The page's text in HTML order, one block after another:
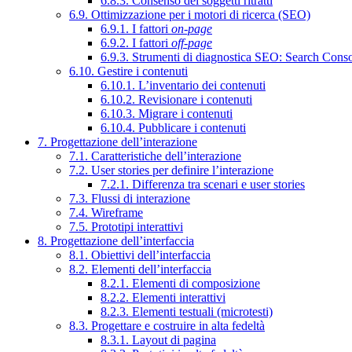
6.9. Ottimizzazione per i motori di ricerca (SEO)
6.9.1. I fattori on-page
6.9.2. I fattori off-page
6.9.3. Strumenti di diagnostica SEO: Search
6.10. Gestire i contenuti
6.10.1. L’inventario dei contenuti
6.10.2. Revisionare i contenuti
6.10.3. Migrare i contenuti
6.10.4. Pubblicare i contenuti
7. Progettazione dell’interazione
7.1. Caratteristiche dell’interazione
7.2. User stories per definire l’interazione
7.2.1. Differenza tra scenari e user stories
7.3. Flussi di interazione
7.4. Wireframe
7.5. Prototipi interattivi
8. Progettazione dell’interfaccia
8.1. Obiettivi dell’interfaccia
8.2. Elementi dell’interfaccia
8.2.1. Elementi di composizione
8.2.2. Elementi interattivi
8.2.3. Elementi testuali (microtesti)
8.3. Progettare e costruire in alta fedeltà
8.3.1. Layout di pagina